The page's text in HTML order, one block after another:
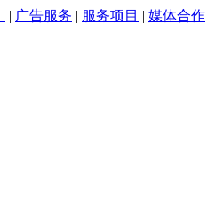
| 广告服务 | 服务项目 | 媒体合作